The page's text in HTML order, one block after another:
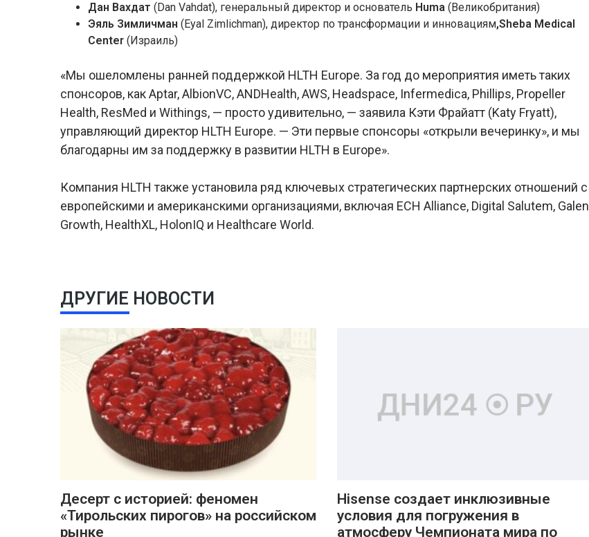
Дан Вахдат (Dan Vahdat), генеральный директор и основатель Huma (Великобритания)
Эяль Зимличман (Eyal Zimlichman), директор по трансформации и инновациям,Sheba Medical
Center (Израиль)
«Мы ошеломлены ранней поддержкой HLTH Europe. За год до мероприятия иметь таких
спонсоров, как Aptar, AlbionVC, ANDHealth, AWS, Headspace, Infermedica, Phillips, Propeller
Health, ResMed и Withings, — просто удивительно, — заявила Кэти Фрайатт (Katy Fryatt),
управляющий директор HLTH Europe. — Эти первые спонсоры «открыли вечеринку», и мы
благодарны им за поддержку в развитии HLTH в Europe».
Компания HLTH также установила ряд ключевых стратегических партнерских отношений с
европейскими и американскими организациями, включая ECH Alliance, Digital Salutem, Galen
Growth, HealthXL, HolonIQ и Healthcare World.
ДРУГИЕ НОВОСТИ
Десерт с историей: феномен
«Тирольских пирогов» на российском
рынке
Hisense создает инклюзивные
условия для погружения в
атмосферу Чемпионата мира по